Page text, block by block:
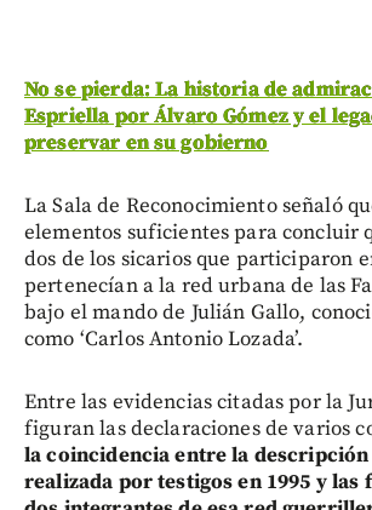
No se pierda: La historia de
Espriella por Álvaro Gómez y el
preservar en su gobierno
La Sala de Reconocimiento señaló
elementos suficientes para concluir
dos de los sicarios que participaron
pertenecían a la red urbana de las
bajo el mando de Julián Gallo,
como ‘Carlos Antonio Lozada’.
Entre las evidencias citadas por la
figuran las declaraciones de varios
la coincidencia entre la
realizada por testigos en 1995 y las